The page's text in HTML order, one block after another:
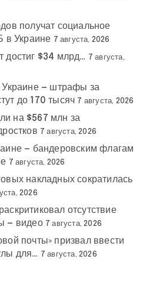
получат социальное
в Украине 7 августа, 2026
достиг $34 млрд… 7 августа,
Украине — штрафы за
до 170 тысяч 7 августа, 2026
на $567 млн за
7 августа, 2026
— бандеровским флагам
7 августа, 2026
накладных сократилась
2026
отсутствие
— видео 7 августа, 2026
почты» призвал ввести
для… 7 августа, 2026